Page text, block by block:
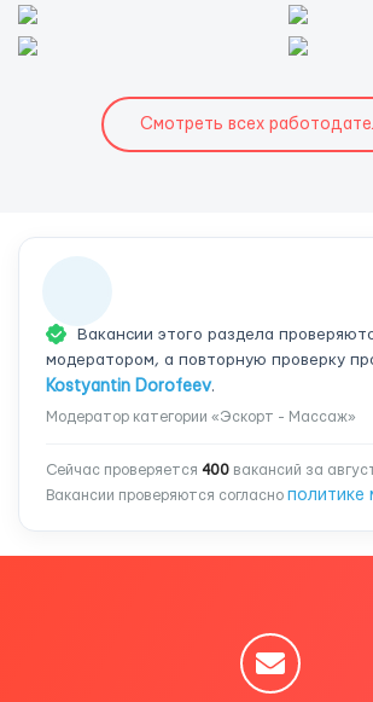
Смотреть всех
Вакансии этого раздела
модератором, а повторную проверку
Kostyantin Dorofeev.
Модератор категории «Эскорт - Массаж»
Сейчас проверяется 400 вакансий за
Вакансии проверяются согласно политике